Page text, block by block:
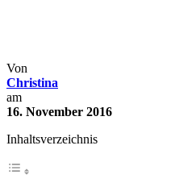
Von
Christina
am
16. November 2016
Inhaltsverzeichnis